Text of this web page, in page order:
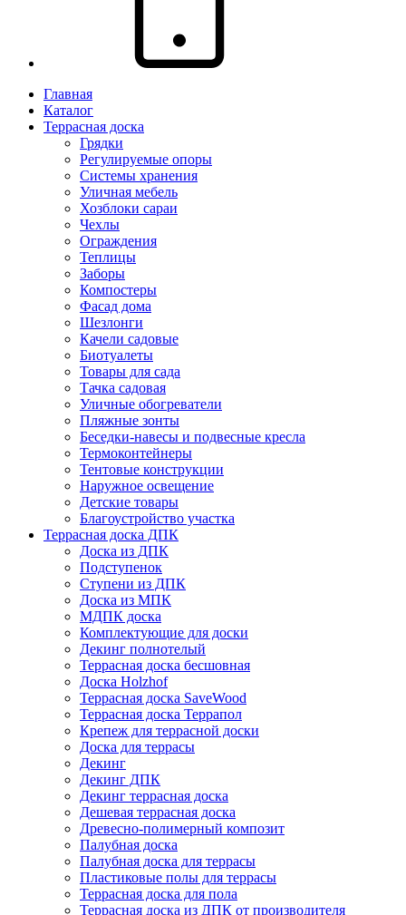
Главная
Каталог
Террасная доска
Грядки
Регулируемые опоры
Системы хранения
Уличная мебель
Хозблоки сараи
Чехлы
Ограждения
Теплицы
Заборы
Компостеры
Фасад дома
Шезлонги
Качели садовые
Биотуалеты
Товары для сада
Тачка садовая
Уличные обогреватели
Пляжные зонты
Беседки-навесы и подвесные кресла
Термоконтейнеры
Тентовые конструкции
Наружное освещение
Детские товары
Благоустройство участка
Террасная доска ДПК
Доска из ДПК
Подступенок
Ступени из ДПК
Доска из МПК
МДПК доска
Комплектующие для доски
Декинг полнотелый
Террасная доска бесшовная
Доска Holzhof
Террасная доска SaveWood
Террасная доска Террапол
Крепеж для террасной доски
Доска для террасы
Декинг
Декинг ДПК
Декинг террасная доска
Дешевая террасная доска
Древесно-полимерный композит
Палубная доска
Палубная доска для террасы
Пластиковые полы для террасы
Террасная доска для пола
Террасная доска из ДПК от производителя